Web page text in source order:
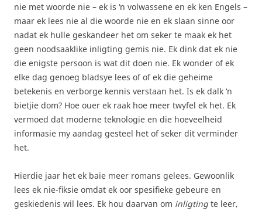
nie met woorde nie – ek is ‘n volwassene en ek ken Engels –
maar ek lees nie al die woorde nie en ek slaan sinne oor
nadat ek hulle geskandeer het om seker te maak ek het
geen noodsaaklike inligting gemis nie. Ek dink dat ek nie
die enigste persoon is wat dit doen nie. Ek wonder of ek
elke dag genoeg bladsye lees of of ek die geheime
betekenis en verborge kennis verstaan ​​het. Is ek dalk ‘n
bietjie dom? Hoe ouer ek raak hoe meer twyfel ek het. Ek
vermoed dat moderne teknologie en die hoeveelheid
informasie my aandag gesteel het of seker dit verminder
het.
Hierdie jaar het ek baie meer romans gelees. Gewoonlik
lees ek nie-fiksie omdat ek oor spesifieke gebeure en
geskiedenis wil lees. Ek hou daarvan om inligting te leer,